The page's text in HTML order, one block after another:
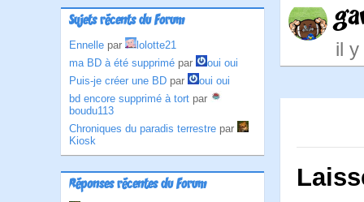
Sujets récents du Forum
Ennelle par
lolotte21
ma BD à été supprimé par
oui oui
Puis-je créer une BD par
oui oui
bd encore supprimé à tort par
boudu113
Chroniques du paradis terrestre par
Kiosk
Réponses récentes du Forum
il